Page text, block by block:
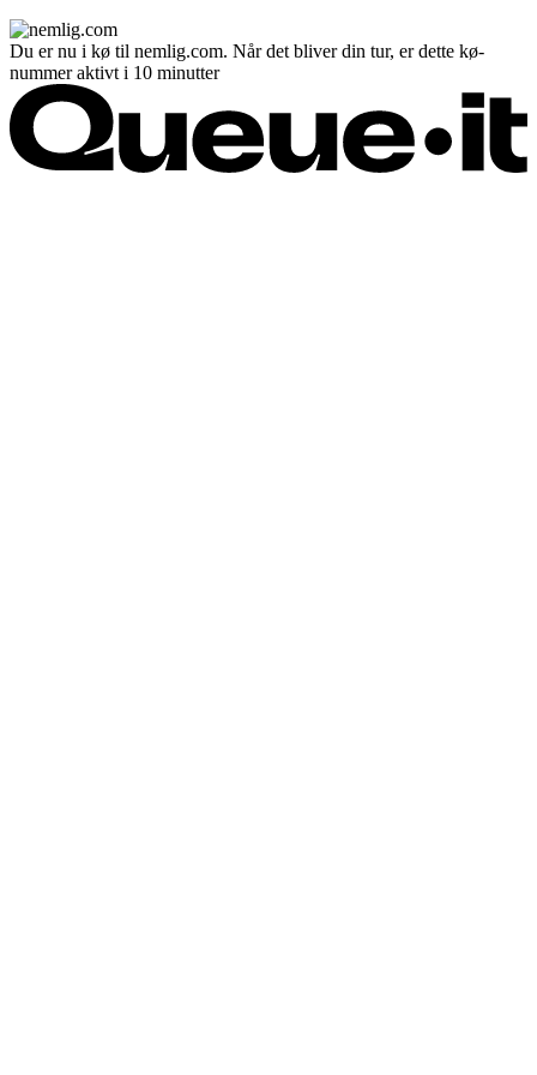
Du er nu i kø til nemlig.com. Når det bliver din tur, er dette kø-
nummer aktivt i 10 minutter